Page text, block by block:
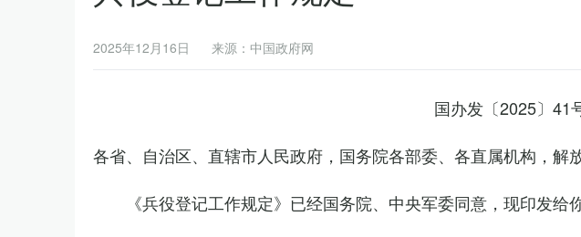
2025年12月16日 来源：中国政府网
国办发〔2025〕41
各省、自治区、直辖市人民政府，国务院各部委、各直属机构，解
《兵役登记工作规定》已经国务院、中央军委同意，现印发给